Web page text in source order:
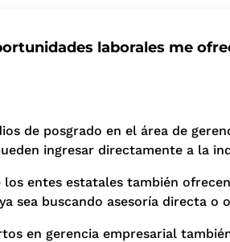
laborales me
de posgrado en el área de
ingresar directamente a la
los entes estatales también
sea buscando asesoría directa
en gerencia empresarial